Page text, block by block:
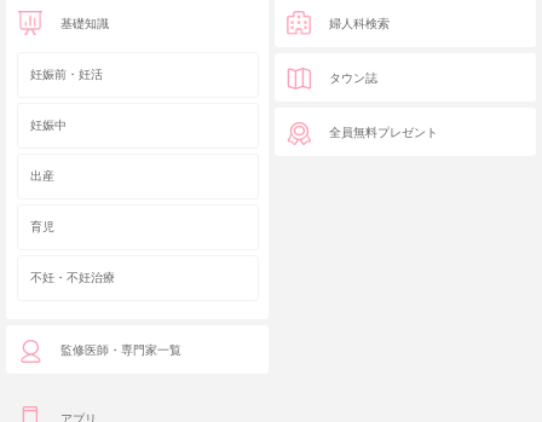
基礎知識
妊娠前・妊活
妊娠中
出産
育児
不妊・不妊治療
監修医師・専門家一覧
婦人科検索
タウン誌
全員無料プレゼント
アプリ